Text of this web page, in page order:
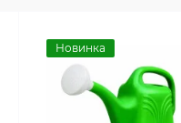
Новинка